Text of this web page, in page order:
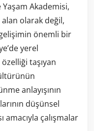
Yaşam Akademisi,
olarak değil,
önemli bir
yerel
taşıyan
anlayışının
düşünsel
amacıyla çalışmalar